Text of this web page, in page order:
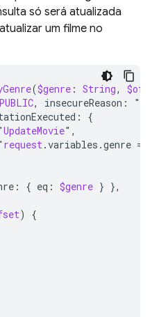
só será atualizada
um filme no
($genre : String, $offset
PUBLIC, insecureReason : "
:
{
UpdateMovie" ,
request.variables.genre =
: { eq : $genre } },
)
{